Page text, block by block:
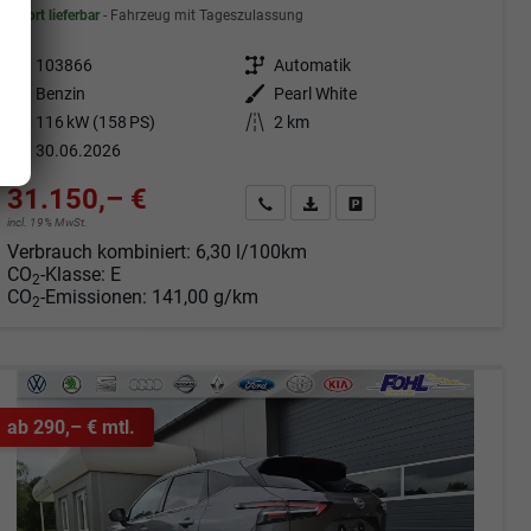
sofort lieferbar Fahrzeug mit Tageszulassung
103866 Getriebe Automatik
Benzin Außenfarbe
Pearl White
116 kW (158 PS) Kilometerstand 2 km
30.06.2026
31.150,– €
incl. 19% MwSt.
Angebot anfordern
Fahrzeugexpose (PDF)
Fahrzeug parken
Verbrauch kombiniert: 6,30 l/100km
CO2-Klasse: E
CO2-Emissionen: 141,00 g/km
ab 290,– € mtl.